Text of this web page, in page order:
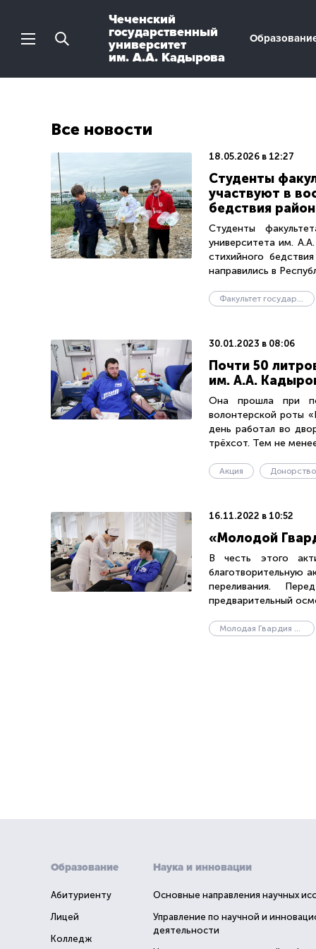
Чеченский
государственный
университет
им. А.А. Кадырова
Все новости
18.05.2026 в 12:27
Студенты
участвуют в
бедствия
Студенты
университета им.
стихийного
направились в
Факультет государственного управления
30.01.2023 в 08:06
Почти 50
им. А.А.
Она прошла при
волонтерской роты
день работал во
трёхсот. Тем не
Акция Донорство
16.11.2022 в 10:52
«Молодой
В честь этого
благотворительную
переливания.
предварительный
Молодая Гвардия Единой России
Образование
Абитуриенту
Лицей
Колледж
Наука и инновации
Основные направления научных
Управление по научной и
деятельности